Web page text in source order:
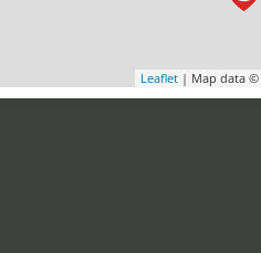
Leaflet | Map data ©